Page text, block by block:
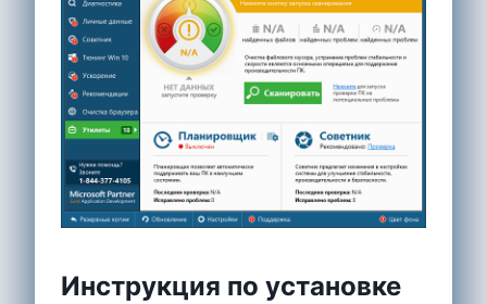
Инструкция по установке